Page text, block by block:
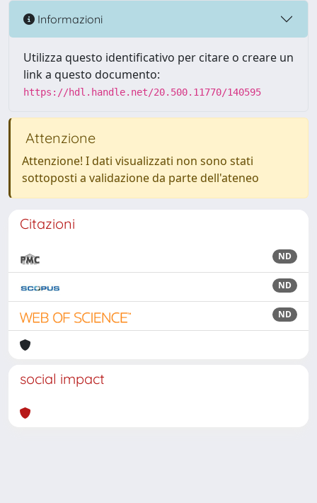
Informazioni
Utilizza questo identificativo per citare o creare un
link a questo documento:
https://hdl.handle.net/20.500.11770/140595
Attenzione
Attenzione! I dati visualizzati non sono stati
sottoposti a validazione da parte dell'ateneo
Citazioni
ND
ND
ND
social impact